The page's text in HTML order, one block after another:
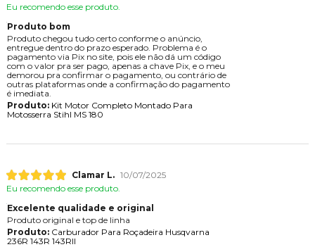
Eu recomendo esse produto.
Produto bom
Produto chegou tudo certo conforme o anúncio,
entregue dentro do prazo esperado. Problema é o
pagamento via Pix no site, pois ele não dá um código
com o valor pra ser pago, apenas a chave Pix, e o meu
demorou pra confirmar o pagamento, ou contrário de
outras plataformas onde a confirmação do pagamento
é imediata.
Produto:Kit Motor Completo Montado Para
Motosserra Stihl MS 180
Clamar L. 10/07/2025
Eu recomendo esse produto.
Excelente qualidade e original
Produto original e top de linha
Produto:Carburador Para Roçadeira Husqvarna
236R 143R 143RII